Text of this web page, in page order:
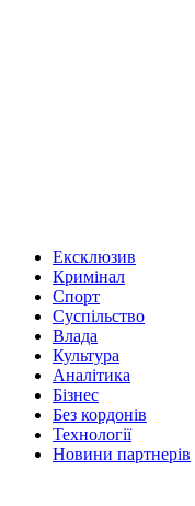
Ексклюзив
Кримінал
Спорт
Суспільство
Влада
Культура
Аналітика
Бізнес
Без кордонів
Технології
Новини партнерів